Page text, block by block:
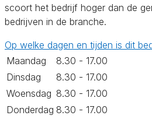
scoort het bedrijf hoger dan de
bedrijven in de branche.
Op welke dagen en tijden is dit
Maandag
8.30 - 17.00
Dinsdag
8.30 - 17.00
Woensdag 8.30 - 17.00
Donderdag 8.30 - 17.00